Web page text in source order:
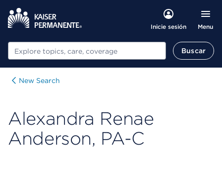
Inicie sesión Menu
Buscar Buscar
New Search
Alexandra Renae
Anderson, PA-C